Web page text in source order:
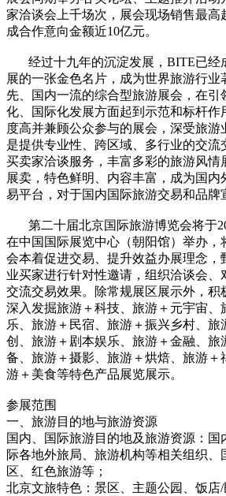
家洽谈会上千场次，展会现场销售最高
成合作意向金额近10亿元。
经过十九年的沉淀发展，BITE已经
展的一张金色名片，成为世界旅游行业
先、国内一流的综合型旅游展会，在引
化、国际化发展方面起到示范和标杆作
度高并兼顾公众参与的展会，深受旅游
是提供专业性、跨区域、多行业的交流
买卖家洽谈服务，丰富多彩的旅游风情
展卖，特色鲜明、内容丰富，成为国内
易平台，对于国内国际旅游交易和品牌
第二十届北京国际旅游博览会将于
在中国国际展览中心（朝阳馆）举办，
会本着促进交易、提升效益办展理念，
业买家进行针对性邀请，组织洽谈会、
交流交易效果。除常规展区展示外，积
深入发掘旅游＋科技、旅游＋元宇宙、
乐、旅游＋民宿、旅游＋振兴乡村、旅
创、旅游＋剧本娱乐、旅游＋金融、旅
备、旅游＋摄影、旅游＋烘焙、旅游＋
游＋美食等特色产品展览展示。
参展范围
一、旅游目的地与旅游资源
国内、国际旅游目的地及旅游资源：国
际各地外旅局、旅游机构等相关组织、
区、红色旅游等；
北京文旅特色：景区、主题公园、饭店